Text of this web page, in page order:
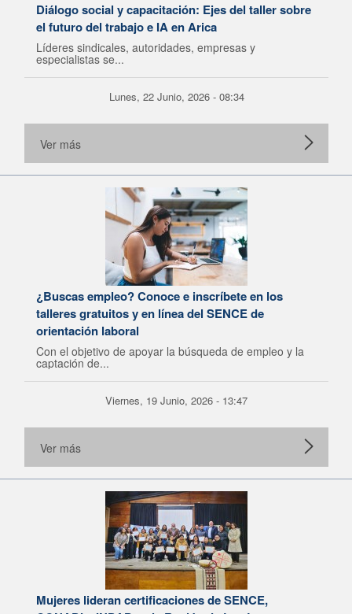
Diálogo social y capacitación: Ejes del taller sobre
el futuro del trabajo e IA en Arica
Líderes sindicales, autoridades, empresas y
especialistas se...
Lunes, 22 Junio, 2026 - 08:34
Ver más
¿Buscas empleo? Conoce e inscríbete en los
talleres gratuitos y en línea del SENCE de
orientación laboral
Con el objetivo de apoyar la búsqueda de empleo y la
captación de...
Viernes, 19 Junio, 2026 - 13:47
Ver más
Mujeres lideran certificaciones de SENCE,